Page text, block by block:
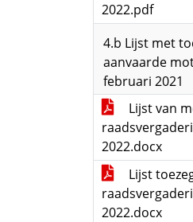
2022.pdf
4.b Lijst met
aanvaarde
februari 2021
Lijst van
2022.docx
Lijst
2022.docx